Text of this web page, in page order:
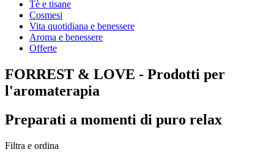
Tè e tisane
Cosmesi
Vita quotidiana e benessere
Aroma e benessere
Offerte
FORREST & LOVE - Prodotti per
l'aromaterapia
Preparati a momenti di puro relax
Filtra e ordina